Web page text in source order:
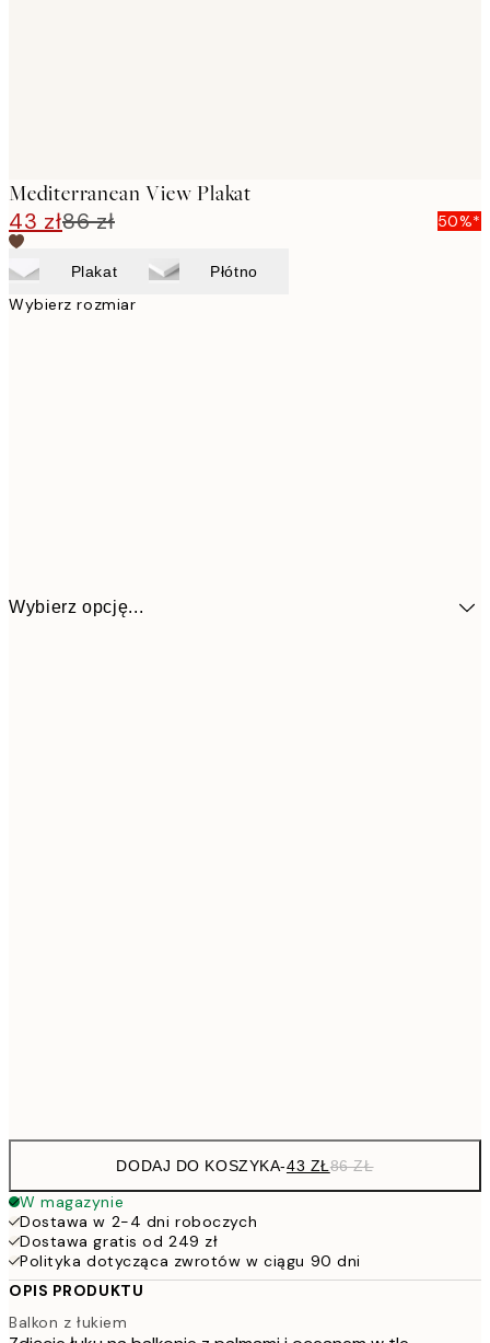
Mediterranean View Plakat
43 zł86 zł 50%*
Plakat Płótno
Wybierz rozmiar
Wybierz opcję...
DODAJ DO KOSZYKA-43 ZŁ 86 ZŁ
W magazynie
Dostawa w 2-4 dni roboczych
Dostawa gratis od 249 zł
Polityka dotycząca zwrotów w ciągu 90 dni
OPIS PRODUKTU
Balkon z łukiem